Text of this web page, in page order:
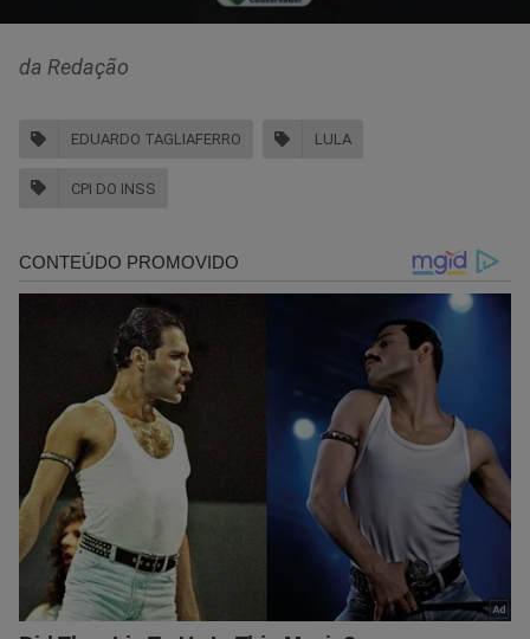
da Redação
EDUARDO TAGLIAFERRO LULA
CPI DO INSS